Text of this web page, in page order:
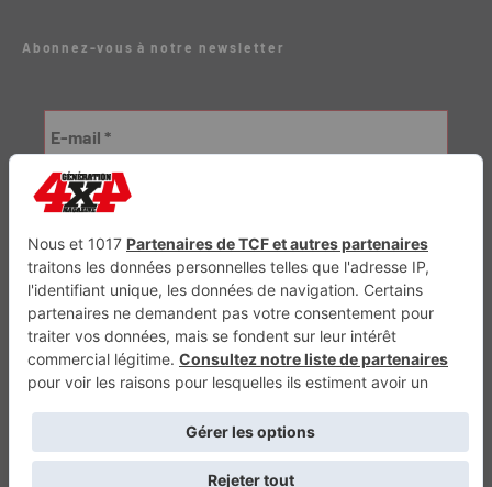
Abonnez-vous à notre newsletter
Génération Electrique Génération Sans Permis VTTAE.fr FullAttack